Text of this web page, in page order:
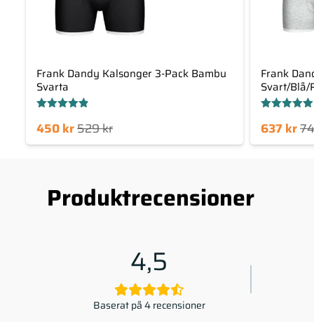
Frank Dandy Kalsonger 3-Pack Bambu
Svarta
4.80
529kr
Det
ursprungliga
529 kr.
450kr
Det
Frank
Svart/Blå/
5.00Det
ursprungliga
637kr
nuvarande
637 kr.
Produktrecensioner
4,5
Baserat på 4 recensioner